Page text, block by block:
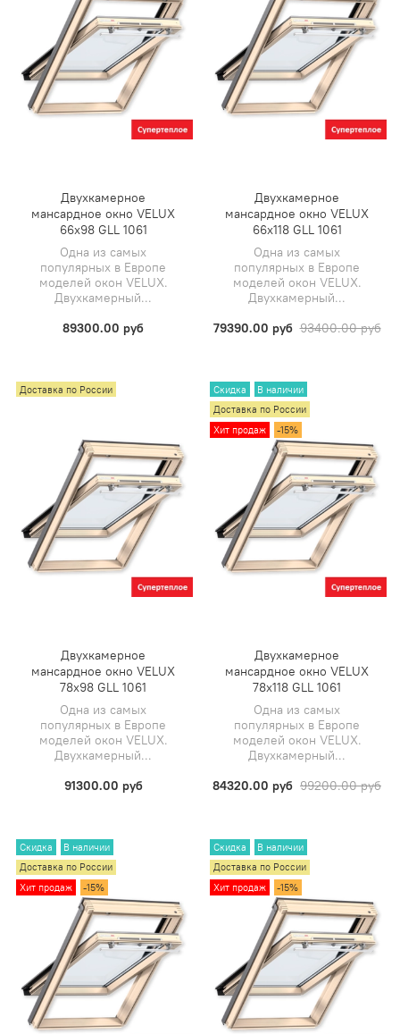
Двухкамерное
мансардное окно VELUX
66х98 GLL 1061
Одна из самых
популярных в Европе
моделей окон VELUX.
Двухкамерный...
89300.00 руб
Двухкамерное
мансардное окно VELUX
66х118 GLL 1061
Одна из самых
популярных в Европе
моделей окон VELUX.
Двухкамерный...
79390.00 руб 93400.00 руб
Доставка по России
Двухкамерное
мансардное окно VELUX
78х98 GLL 1061
Одна из самых
популярных в Европе
моделей окон VELUX.
Двухкамерный...
91300.00 руб
Скидка
В наличии
Доставка по России
Хит продаж
-15%
Двухкамерное
мансардное окно VELUX
78х118 GLL 1061
Одна из самых
популярных в Европе
моделей окон VELUX.
Двухкамерный...
84320.00 руб 99200.00 руб
Скидка
В наличии
Доставка по России
Хит продаж
-15%
Скидка
В наличии
Доставка по России
Хит продаж
-15%